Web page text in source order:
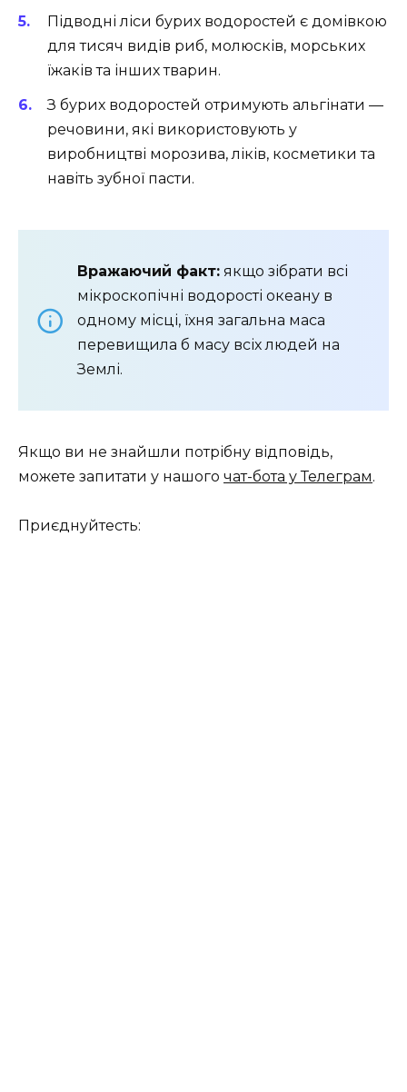
Підводні ліси бурих водоростей є домівкою
для тисяч видів риб, молюсків, морських
їжаків та інших тварин.
З бурих водоростей отримують альгінати —
речовини, які використовують у
виробництві морозива, ліків, косметики та
навіть зубної пасти.
Вражаючий факт: якщо зібрати всі
мікроскопічні водорості океану в
одному місці, їхня загальна маса
перевищила б масу всіх людей на
Землі.
Якщо ви не знайшли потрібну відповідь,
можете запитати у нашого чат-бота у Телеграм.
Приєднуйтесть: